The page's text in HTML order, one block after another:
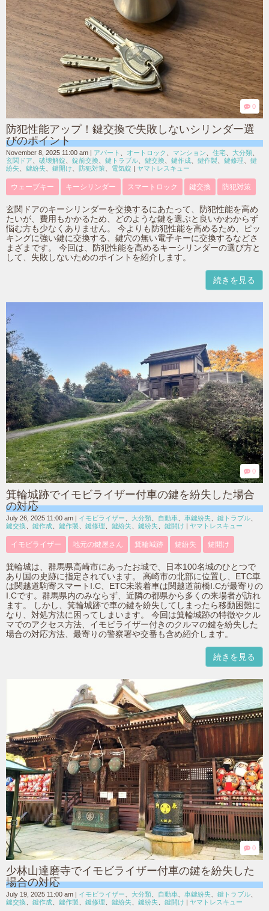
0
防犯性能アップ！鍵交換で失敗しないシリンダー選
びのポイント
November 8, 2025 11:00 am アパート オートロック マンション 住宅 大分類
玄関ドア
破壊解錠 錠前交換 鍵トラブル 鍵交換 鍵作成 鍵作製 鍵修理
鍵
紛失
鍵紛失 鍵開け 防犯対策 電気錠 ヤマトレスキュー
ウェーブキー キーシリンダー スマートロック 鍵交換 防犯対策
玄関ドアのキーシリンダーを交換するにあたって、防犯性能を高め
たいが、費用もかかるため、どのような鍵を選ぶと良いかわからず
悩む方も少なくありません。 今よりも防犯性能を高めるため、ピッ
キングに強い鍵に交換する、鍵穴の無い電子キーに交換するなどさ
まざまです。 今回は、防犯性能を高めるキーシリンダーの選び方と
して、失敗しないためのポイントを紹介します。
続きを見る
0
箕輪城跡でイモビライザー付車の鍵を紛失した場合
の対応
July 26, 2025 11:00 am | イモビライザー 大分類 自動車 車鍵紛失 鍵トラブル
鍵交換
鍵作成 鍵作製 鍵修理 鍵紛失 鍵紛失 鍵開け | ヤマトレスキュー
イモビライザー 地元の鍵屋さん 箕輪城跡 鍵紛失 鍵開け
箕輪城は、群馬県高崎市にあったお城で、日本100名城のひとつで
あり国の史跡に指定されています。 高崎市の北部に位置し、ETC車
は関越道駒寄スマートI.C、ETC未装着車は関越道前橋I.Cが最寄りの
I.Cです。群馬県内のみならず、近隣の都県から多くの来場者が訪れ
ます。 しかし、箕輪城跡で車の鍵を紛失してしまったら移動困難に
なり、対処方法に困ってしまいます。 今回は箕輪城跡の特徴やクル
マでのアクセス方法、イモビライザー付きのクルマの鍵を紛失した
場合の対応方法、最寄りの警察署や交番も含め紹介します。
続きを見る
0
少林山達磨寺でイモビライザー付車の鍵を紛失した
場合の対応
July 19, 2025 11:00 am | イモビライザー 大分類 自動車 車鍵紛失 鍵トラブル
鍵交換
鍵作成 鍵作製 鍵修理 鍵紛失 鍵紛失 鍵開け | ヤマトレスキュー